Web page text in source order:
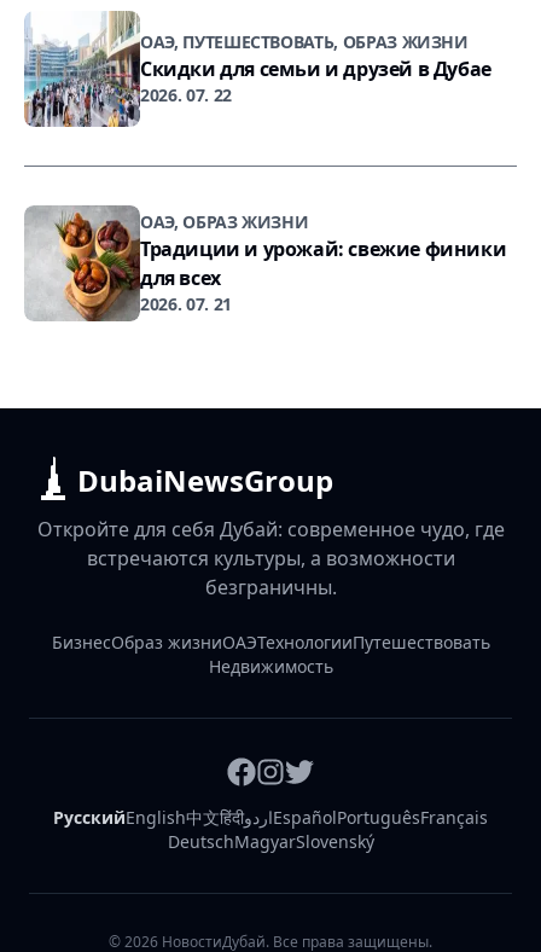
ОАЭ, ПУТЕШЕСТВОВАТЬ, ОБРАЗ ЖИЗНИ
Скидки для семьи и друзей в Дубае
2026. 07. 22
ОАЭ, ОБРАЗ ЖИЗНИ
Традиции и урожай: свежие финики
для всех
2026. 07. 21
DubaiNewsGroup
Откройте для себя Дубай: современное чудо, где
встречаются культуры, а возможности
безграничны.
БизнесОбраз жизниОАЭТехнологииПутешествовать
Недвижимость
РусскийEnglish中文हिंदीاردوEspañolPortuguêsFrançais
DeutschMagyarSlovenský
©2026 НовостиДубай. Все права защищены.